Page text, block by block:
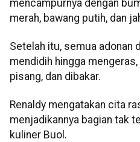
mencampurnya dengan
merah, bawang putih, dan
Setelah itu, semua adonan
mendidih hingga
pisang, dan dibakar.
Renaldy mengatakan cita
menjadikannya bagian tak
kuliner Buol.